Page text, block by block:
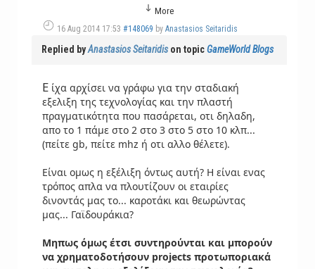
More
16 Aug 2014 17:53 #148069 by Anastasios Seitaridis
Replied byAnastasios Seitaridison topicGameWorld Blogs
Ε ίχα αρχίσει να γράφω για την σταδιακή
εξελιξη της τεχνολογίας και την πλαστή
πραγματικότητα που πασάρεται, οτι δηλαδη,
απο το 1 πάμε στο 2 στο 3 στο 5 στο 10 κλπ...
(πείτε gb, πείτε mhz ή οτι αλλο θέλετε).
Είναι ομως η εξέλιξη όντως αυτή? Η είναι ενας
τρόπος απλα να πλουτίζουν οι εταιρίες
δινοντάς μας το... καροτάκι και θεωρώντας
μας... Γαϊδουράκια?
Μηπως όμως έτσι συντηρούνται και μπορούν
να χρηματοδοτήσουν prοjects προτωποριακά